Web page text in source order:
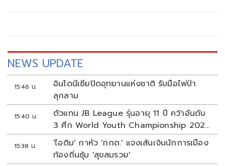
NEWS UPDATE
15:46 น.
อินโดนีเซียปิดอุทยานแห่งชาติ รับมือไฟป่า
ลุกลาม
15:40 น.
ตัวแทน JB League รุ่นอายุ 11 ปี คว้าอันดับ
3 ศึก World Youth Championship 2026
ที่สิงคโปร์
15:38 น.
'ไอติม' กาหัว 'กกต.' แจงเส้นเงินนักการเมือง
ท้องถิ่นซุ้ม 'สุขสมรวย'